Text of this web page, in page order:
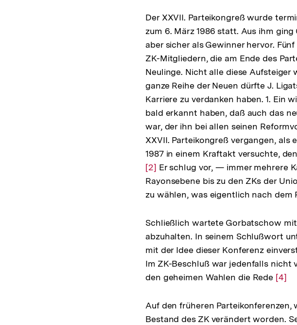
der
Fußnote
Der XXVII. Parteikongreß wurde
zum 6. März 1986 statt. Aus ihm
aber sicher als Gewinner hervor.
ZK-Mitgliedern, die am Ende des
Neulinge. Nicht alle diese
ganze Reihe der Neuen dürfte J.
Karriere zu verdanken haben. 1. Ein
bald erkannt haben, daß auch das
war, der ihn bei allen seinen
XXVII. Parteikongreß vergangen, als
1987 in einem Kraftakt versuchte,
[2] Er schlug vor, — immer mehrere
Rayonsebene bis zu den ZKs der
zu wählen, was eigentlich nach dem
Schließlich wartete Gorbatschow
abzuhalten. In seinem Schlußwort
mit der Idee dieser Konferenz
Im ZK-Beschluß war jedenfalls nicht
den geheimen Wahlen die Rede Zur
der
[4]
Auf den früheren Parteikonferenzen,
Bestand des ZK verändert worden.